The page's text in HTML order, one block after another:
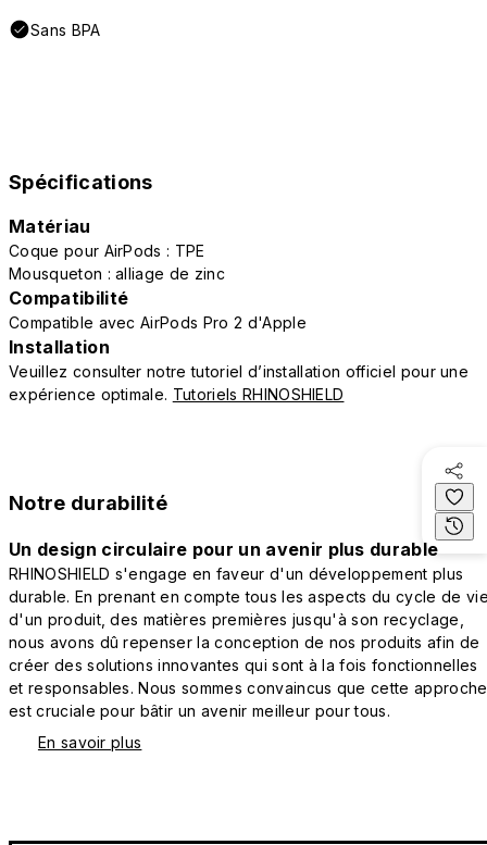
Sans BPA
Spécifications
Matériau
Coque pour AirPods : TPE
Mousqueton : alliage de zinc
Compatibilité
Compatible avec AirPods Pro 2 d'Apple
Installation
Veuillez consulter notre tutoriel d’installation officiel pour une
expérience optimale. Tutoriels RHINOSHIELD
Notre durabilité
Un design circulaire pour un avenir plus durable
RHINOSHIELD s'engage en faveur d'un développement plus
durable. En prenant en compte tous les aspects du cycle de
d'un produit, des matières premières jusqu'à son recyclage,
nous avons dû repenser la conception de nos produits afin de
créer des solutions innovantes qui sont à la fois fonctionnelles
et responsables. Nous sommes convaincus que cette approche
est cruciale pour bâtir un avenir meilleur pour tous.
En savoir plus